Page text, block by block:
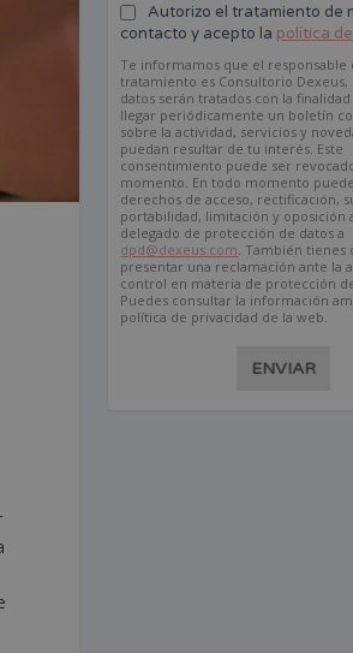
Autorizo el tratamiento de
contacto y acepto la política
Te informamos que el responsable
tratamiento es Consultorio Dexeus,
datos serán tratados con la
llegar periódicamente un boletín
sobre la actividad, servicios y
puedan resultar de tu interés. Este
consentimiento puede ser
momento. En todo momento
derechos de acceso, rectificación,
portabilidad, limitación y oposición
delegado de protección de datos a
dpd@dexeus.com . También tienes
presentar una reclamación ante la
control en materia de protección
Puedes consultar la información
política de privacidad de la web.
ENVIAR